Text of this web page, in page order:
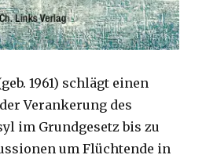
1961) schlägt einen
Verankerung des
im Grundgesetz bis zu
um Flüchtende in